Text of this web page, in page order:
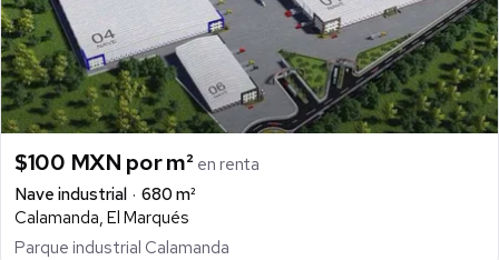
$100 MXN por m² en renta
Nave industrial
680 m²
Calamanda, El Marqués
Parque industrial Calamanda